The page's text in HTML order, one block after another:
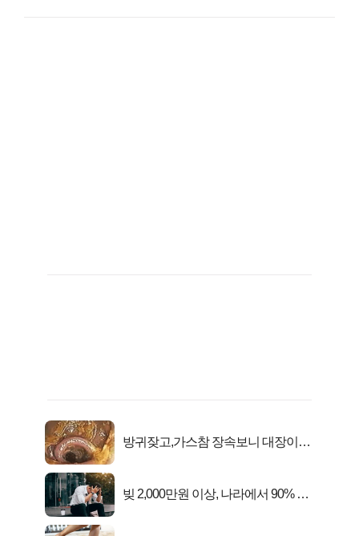
방귀잦고,가스참 장속보니 대장이아
빚 2,000만원 이상, 나라에서 90% 갚